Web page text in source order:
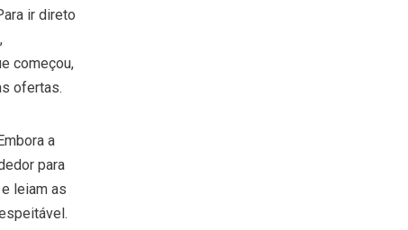
ir direto
começou,
ofertas.
a
para
leiam as